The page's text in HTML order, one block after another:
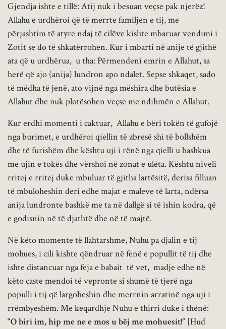
Gjendja ishte e tillë: Atij nuk i besuan veçse pak njerëz!
Allahu e urdhëroi që të merrte familjen e tij, me
përjashtim të atyre ndaj të cilëve kishte mbaruar vendimi i
Zotit se do të shkatërrohen. Kur i mbarti në anije të gjithë
ata që u urdhërua, u tha: Përmendeni emrin e Allahut, sa
herë që ajo (anija) lundron apo ndalet. Sepse shkaqet, sado
të mëdha të jenë, ato vijnë nga mëshira dhe butësia e
Allahut dhe nuk plotësohen veçse me ndihmën e Allahut.
Kur erdhi momenti i caktuar, Allahu e bëri tokën të gufojë
nga burimet, e urdhëroi qiellin të zbresë shi të bollshëm
dhe të furishëm dhe kështu uji i rënë nga qielli u bashkua
me ujin e tokës dhe vërshoi në zonat e ulëta. Kështu niveli
rritej e rritej duke mbuluar të gjitha lartësitë, derisa filluan
të mbuloheshin deri edhe majat e maleve të larta, ndërsa
anija lundronte bashkë me ta në dallgë si të ishin kodra, që
e godisnin në të djathtë dhe në të majtë.
Në këto momente të llahtarshme, Nuhu pa djalin e tij
mohues, i cili kishte qëndruar në fenë e popullit të tij dhe
ishte distancuar nga feja e babait të vet, madje edhe në
këto çaste mendoi të vepronte si shumë të tjerë nga
populli i tij që largoheshin dhe merrnin arratinë nga uji i
rrëmbyeshëm. Me keqardhje Nuhu e thirri duke i thënë:
“O biri im, hip me ne e mos u bëj me mohuesit!” [Hud